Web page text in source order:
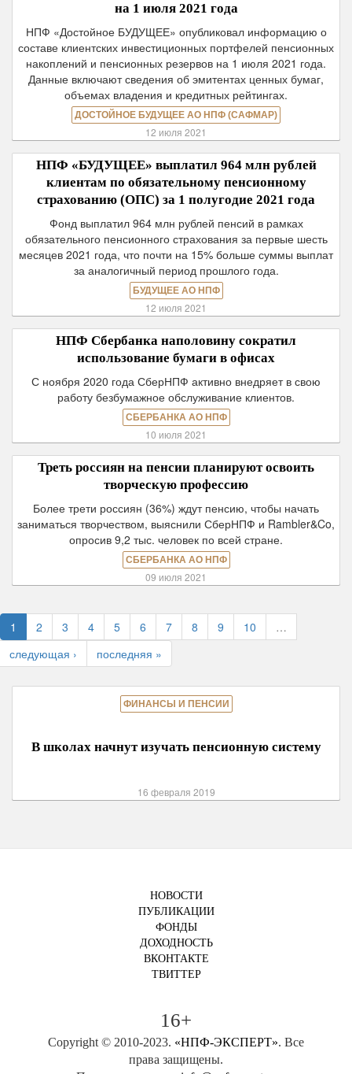
на 1 июля 2021 года
НПФ «Достойное БУДУЩЕЕ» опубликовал информацию о
составе клиентских инвестиционных портфелей пенсионных
накоплений и пенсионных резервов на 1 июля 2021 года.
Данные включают сведения об эмитентах ценных бумаг,
объемах владения и кредитных рейтингах.
ДОСТОЙНОЕ БУДУЩЕЕ АО НПФ (САФМАР)
12 июля 2021
НПФ «БУДУЩЕЕ» выплатил 964 млн рублей
клиентам по обязательному пенсионному
страхованию (ОПС) за 1 полугодие 2021 года
Фонд выплатил 964 млн рублей пенсий в рамках
обязательного пенсионного страхования за первые шесть
месяцев 2021 года, что почти на 15% больше суммы выплат
за аналогичный период прошлого года.
БУДУЩЕЕ АО НПФ
12 июля 2021
НПФ Сбербанка наполовину сократил
использование бумаги в офисах
С ноября 2020 года СберНПФ активно внедряет в свою
работу безбумажное обслуживание клиентов.
СБЕРБАНКА АО НПФ
10 июля 2021
Треть россиян на пенсии планируют освоить
творческую профессию
Более трети россиян (36%) ждут пенсию, чтобы начать
заниматься творчеством, выяснили СберНПФ и Rambler&Co,
опросив 9,2 тыс. человек по всей стране.
СБЕРБАНКА АО НПФ
09 июля 2021
1 2 3 4 5 6 7 8 9 10
…
следующая ›
последняя »
ФИНАНСЫ И ПЕНСИИ
В школах начнут изучать пенсионную систему
16 февраля 2019
НОВОСТИ
ПУБЛИКАЦИИ
ФОНДЫ
ДОХОДНОСТЬ
ВКОНТАКТЕ
ТВИТТЕР
16+
Copyright © 2010-2023. «НПФ-ЭКСПЕРТ». Все
права защищены.